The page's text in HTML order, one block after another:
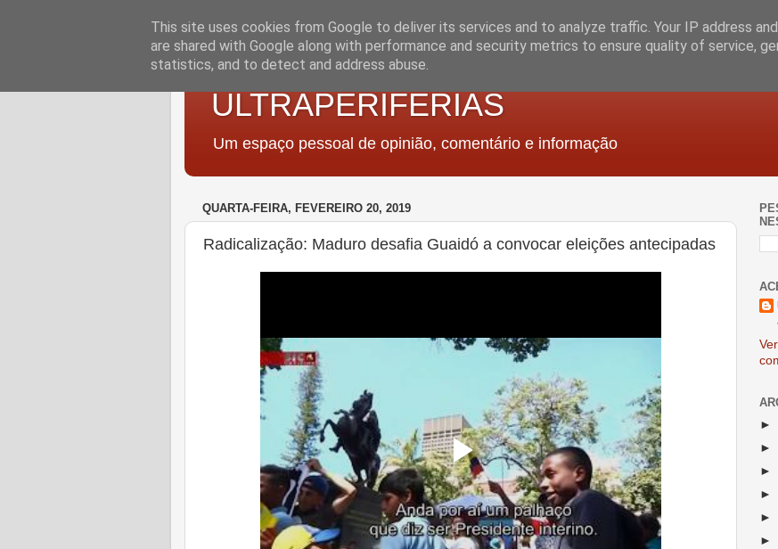
ULTRAPERIFERIAS
Um espaço pessoal de opinião, comentário e informação
QUARTA-FEIRA, FEVEREIRO 20, 2019
Radicalização: Maduro desafia Guaidó a convocar eleições antecipadas
►
►
►
►
►
►
This site uses cookies from Google to deliver its services and to analyze traffic. Your IP address
are shared with Google along with performance and security metrics to ensure quality of service,
statistics, and to detect and address abuse.